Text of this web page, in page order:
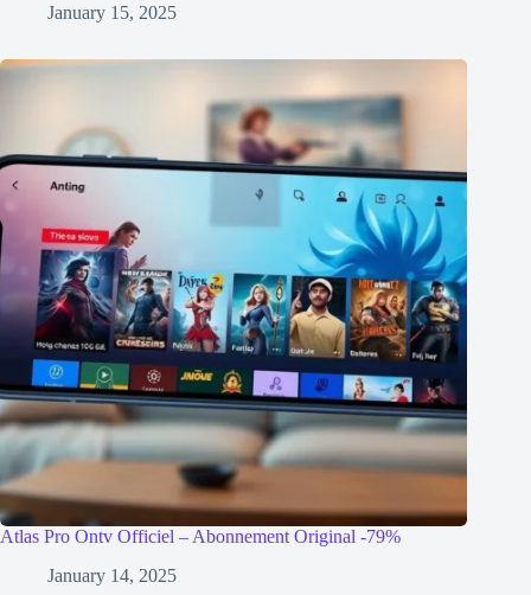
January 15, 2025
Atlas Pro Ontv Officiel – Abonnement Original -79%
January 14, 2025